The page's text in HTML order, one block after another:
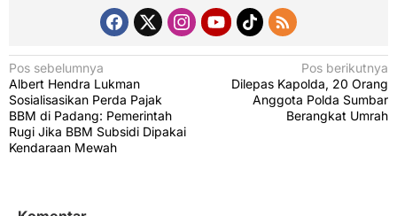
N
a
v
i
Pos sebelumnya
Albert Hendra Lukman
Sosialisasikan Perda Pajak
BBM di Padang: Pemerintah
Rugi Jika BBM Subsidi Dipakai
Kendaraan Mewah
Pos berikutnya
Dilepas Kapolda, 20 Orang
Anggota Polda Sumbar
Berangkat Umrah